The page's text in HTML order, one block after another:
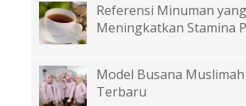
Referensi Minuman
Meningkatkan Stamina
Model Busana
Terbaru